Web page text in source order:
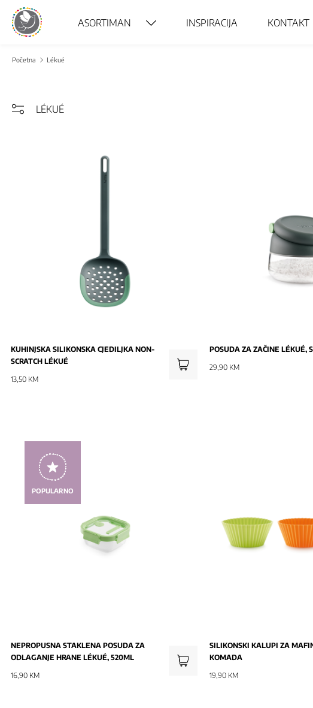
ASORTIMAN INSPIRACIJA KONTAKT
Početna Lékué
LÉKUÉ
KUHINJSKA SILIKONSKA CJEDILJKA NON-
SCRATCH LÉKUÉ
13,50 KM
POSUDA ZA ZAČINE LÉKUÉ,
29,90 KM
POPULARNO
NEPROPUSNA STAKLENA POSUDA ZA
ODLAGANJE HRANE LÉKUÉ, 520ML
16,90 KM
SILIKONSKI KALUPI ZA
KOMADA
19,90 KM